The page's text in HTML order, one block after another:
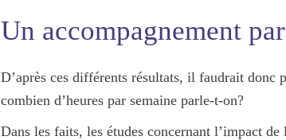
Un accompagnement
D’après ces différents résultats, il faudrait donc
combien d’heures par semaine parle-t-on?
Dans les faits, les études concernant l’impact